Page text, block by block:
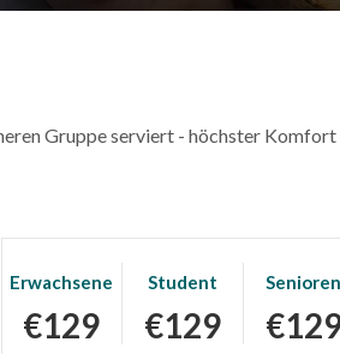
Gruppe serviert - höchster
Erwachsene
€129
Student
€129
Senioren